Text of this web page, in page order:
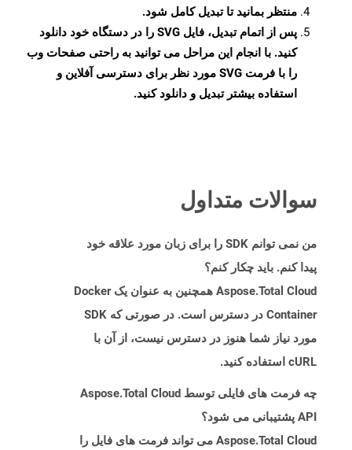
منتظر بمانید تا تبدیل کامل شود.
پس از اتمام تبدیل، فایل SVG را در دستگاه خود دانلود
کنید. با انجام این مراحل می توانید به راحتی صفحات وب
را با فرمت SVG مورد نظر برای دسترسی آفلاین و
استفاده بیشتر تبدیل و دانلود کنید.
سوالات متداول
من نمی توانم SDK را برای زبان مورد علاقه خود
پیدا کنم. باید چکار کنم؟
Aspose.Total Cloud همچنین به عنوان یک Docker
Container در دسترس است. در صورتی که SDK
مورد نیاز شما هنوز در دسترس نیست، از آن با
cURL استفاده کنید.
چه فرمت های فایلی توسط Aspose.Total Cloud
API پشتیبانی می شود؟
Aspose.Total Cloud می تواند فرمت های فایل را